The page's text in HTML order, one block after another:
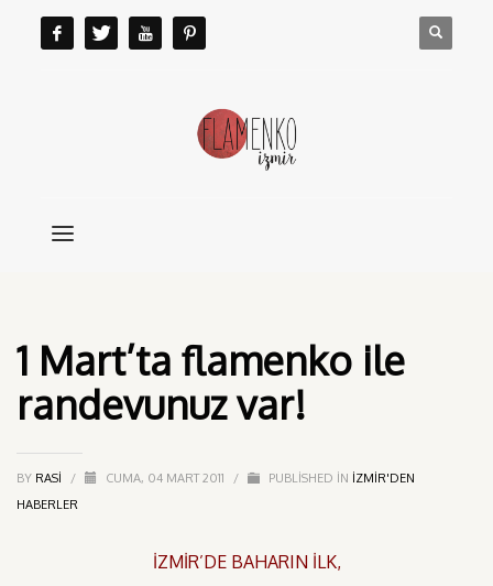
1 Mart’ta flamenko ile
randevunuz var!
BY RASI / CUMA, 04 MART 2011 / PUBLISHED IN IZMIR'DEN
HABERLER
İZMİR’DEBAHARIN İLK,